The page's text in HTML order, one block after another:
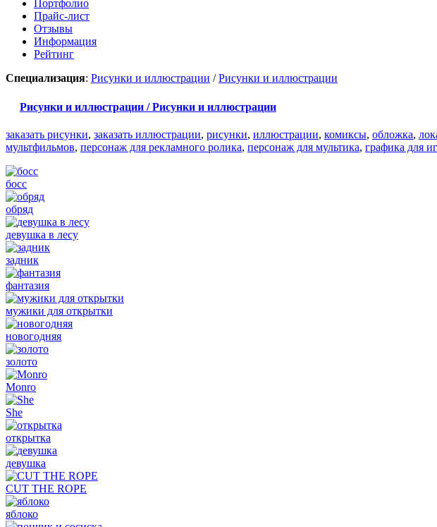
Портфолио
Прайс-лист
Отзывы
Информация
Рейтинг
Специализация: Рисунки и иллюстрации /Рисунки и иллюстрации
Рисунки и иллюстрации / Рисунки и иллюстрации
заказать рисунки, заказать иллюстрации, рисунки, иллюстрации, комиксы, обложка,
мультфильмов, персонаж для рекламного ролика, персонаж для мультика, графика для
босс
обряд
девушка в лесу
задник
фантазия
мужики для открытки
новогодняя
золото
Monro
She
открытка
девушка
CUT THE ROPE
яблоко